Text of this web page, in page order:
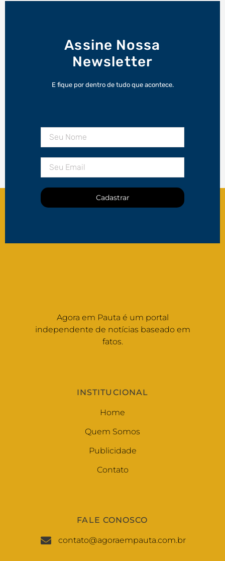
Assine Nossa
Newsletter
E fique por dentro de tudo que acontece.
Cadastrar
Agora em Pauta é um portal
independente de notícias baseado em
fatos.
INSTITUCIONAL
Home
Quem Somos
Publicidade
Contato
FALE CONOSCO
contato@agoraempauta.com.br